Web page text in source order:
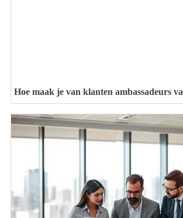
Hoe maak je van klanten ambassadeurs